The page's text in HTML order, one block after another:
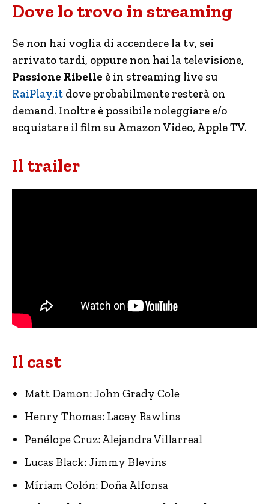
Dove lo trovo in streaming
Se non hai voglia di accendere la tv, sei
arrivato tardi, oppure non hai la televisione,
Passione Ribelle è in streaming live su
RaiPlay.it dove probabilmente resterà on
demand. Inoltre è possibile noleggiare e/o
acquistare il film su Amazon Video, Apple TV.
Il trailer
Il cast
Matt Damon: John Grady Cole
Henry Thomas: Lacey Rawlins
Penélope Cruz: Alejandra Villarreal
Lucas Black: Jimmy Blevins
Míriam Colón: Doña Alfonsa